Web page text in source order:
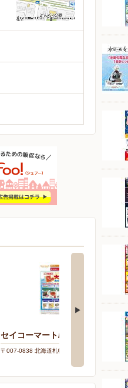
セイコーマート/北38条店
〒007-0838 北海道札幌市東区北38条東15-2-16